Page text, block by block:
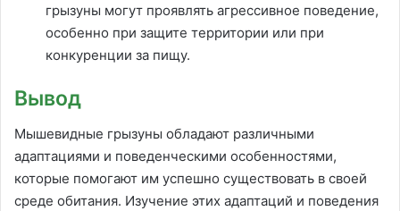
грызуны могут проявлять агрессивное поведение,
особенно при защите территории или при
конкуренции за пищу.
Вывод
Мышевидные грызуны обладают различными
адаптациями и поведенческими особенностями,
которые помогают им успешно существовать в своей
среде обитания. Изучение этих адаптаций и поведения